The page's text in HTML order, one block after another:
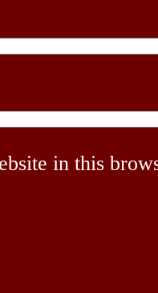
in this